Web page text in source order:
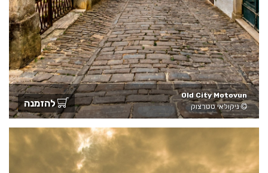
Old City Motovun
ניקולאי טטרצוק
להזמנה